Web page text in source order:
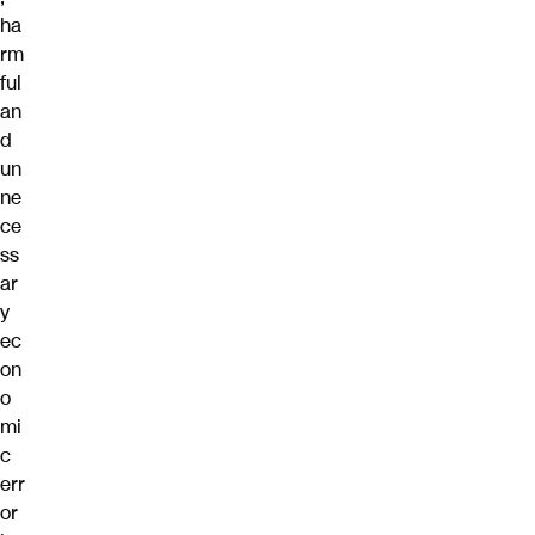
ha
rm
ful
an
d
un
ne
ce
ss
ar
y
ec
on
o
mi
c
err
or